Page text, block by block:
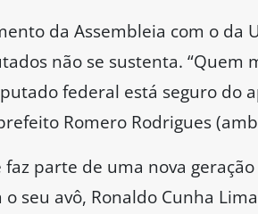
da Assembleia com o da
não se sustenta. “Quem
federal está seguro do
Romero Rodrigues
parte de uma nova
avô, Ronaldo Cunha